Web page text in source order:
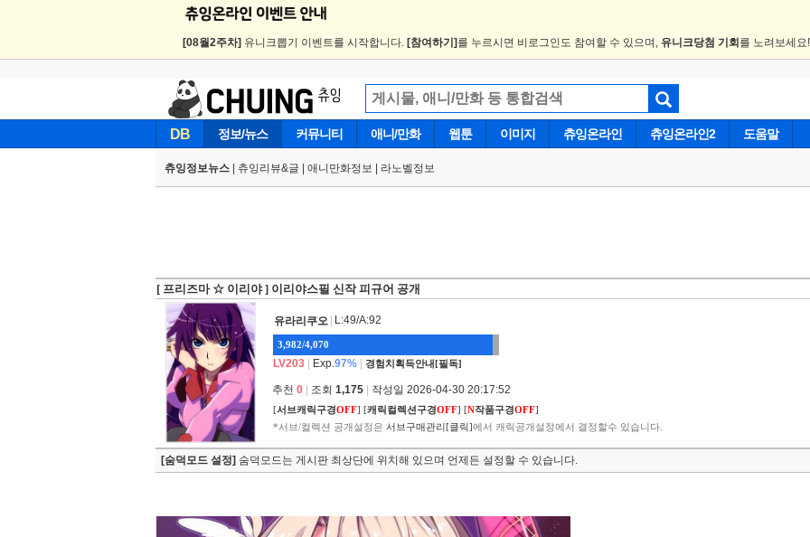
[08월2주차] 유니크뽑기 이벤트를 시작합니다. [참여하기] 를 누르시면 비로그인도 참여할 수 있으며, 유니크당첨 기회 를 노려보세
DB 정보/뉴스 커뮤니티 애니/만화 웹툰 이미지 츄잉온라인 츄잉온라인2 도움말
츄잉정보뉴스 츄잉리뷰&글 애니만화정보 라노벨정보
[ 프리즈마 ☆ 이리야 ] 이리야스필 신작 피규어 공개
유라리쿠오 L:49/A:92
3,982/4,070
LV203 Exp.97% 경험치획득안내[필독]
추천 0 조회 1,175 작성일 2026-04-30 20:17:52
[서브캐릭구경OFF] [캐릭컬렉션구경OFF] [N작품구경OFF]
*서브/컬렉션 공개설정은 서브구매관리[클릭]에서 캐릭공개설정에서 결정할수 있습니다.
[숨덕모드 설정] 숨덕모드는 게시판 최상단에 위치해 있으며 언제든 설정할 수 있습니다.